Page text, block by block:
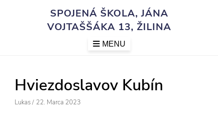
SPOJENÁ ŠKOLA, JÁNA
VOJTAŠŠÁKA 13, ŽILINA
MENU
Hviezdoslavov Kubín
Author
Lukas/ Posted
22. Marca 2023